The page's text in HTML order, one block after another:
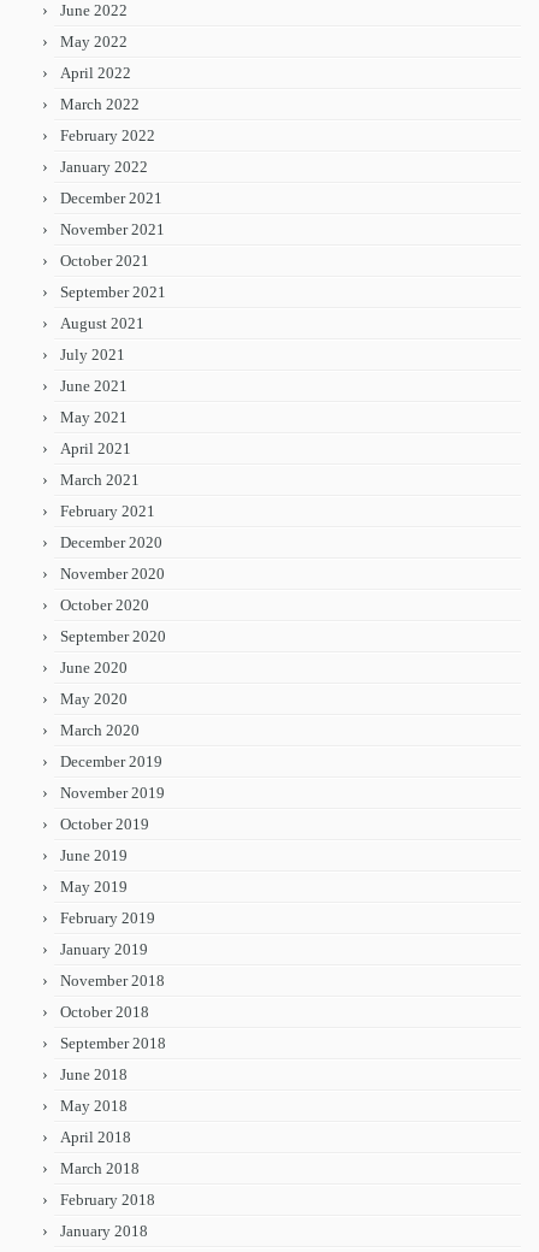
June 2022
May 2022
April 2022
March 2022
February 2022
January 2022
December 2021
November 2021
October 2021
September 2021
August 2021
July 2021
June 2021
May 2021
April 2021
March 2021
February 2021
December 2020
November 2020
October 2020
September 2020
June 2020
May 2020
March 2020
December 2019
November 2019
October 2019
June 2019
May 2019
February 2019
January 2019
November 2018
October 2018
September 2018
June 2018
May 2018
April 2018
March 2018
February 2018
January 2018